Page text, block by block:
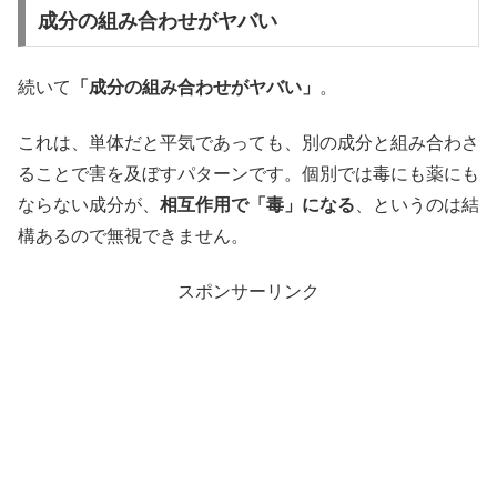
成分の組み合わせがヤバい
続いて 「成分の組み合わせがヤバい」 。
これは、単体だと平気であっても、別の成分と組み合わさ
ることで害を及ぼすパターンです。個別では毒にも薬にも
ならない成分が、 相互作用で「毒」になる 、というのは結
構あるので無視できません。
スポンサーリンク